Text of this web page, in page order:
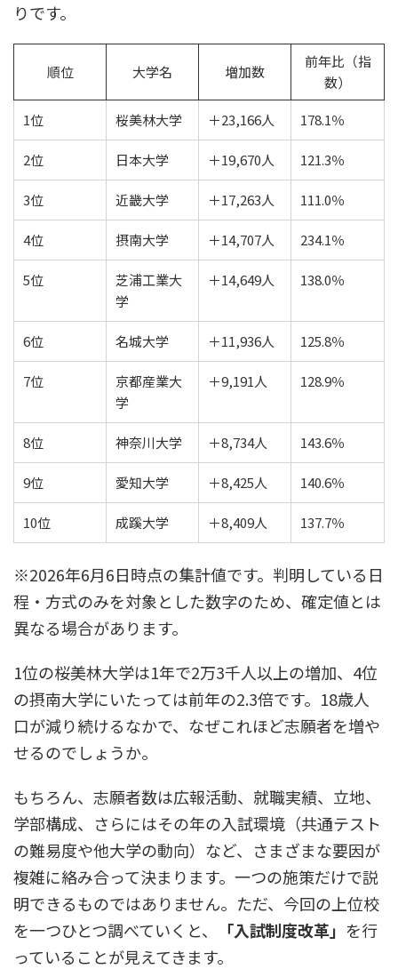
りです。
順位 大学名 増加数
前年比（指
数）
1位
桜美林大学 ＋23,166人 178.1％
2位 日本大学 ＋19,670人 121.3％
3位 近畿大学 ＋17,263人 111.0％
4位 摂南大学 ＋14,707人 234.1％
5位
芝浦工業大
学
＋14,649人 138.0％
6位 名城大学 ＋11,936人 125.8％
7位
京都産業大
学
＋9,191人 128.9％
8位 神奈川大学 ＋8,734人 143.6％
9位 愛知大学 ＋8,425人 140.6％
10位 成蹊大学 ＋8,409人 137.7％
※2026年6月6日時点の集計値です。判明している日
程・方式のみを対象とした数字のため、確定値とは
異なる場合があります。
1位の桜美林大学は1年で2万3千人以上の増加、4位
の摂南大学にいたっては前年の2.3倍です。18歳人
口が減り続けるなかで、なぜこれほど志願者を増や
せるのでしょうか。
もちろん、志願者数は広報活動、就職実績、立地、
学部構成、さらにはその年の入試環境（共通テスト
の難易度や他大学の動向）など、さまざまな要因が
複雑に絡み合って決まります。一つの施策だけで説
明できるものではありません。ただ、今回の上位校
を一つひとつ調べていくと、
「入試制度改革」 を行
っていることが見えてきます。